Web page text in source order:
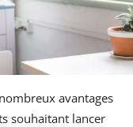
avantages
souhaitant lancer